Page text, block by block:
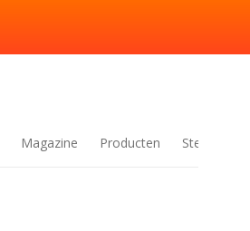
Magazine Producten Steden